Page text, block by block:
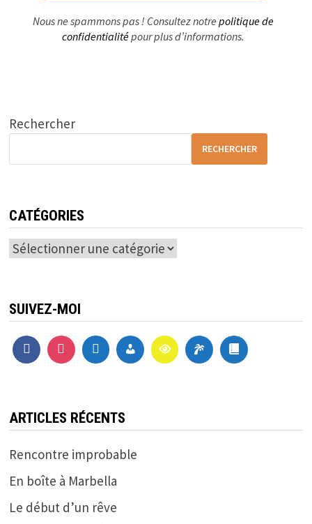
Nous ne spammons pas ! Consultez notre politique de
confidentialitépour plus d’informations.
Rechercher
RECHERCHER
CATÉGORIES
Catégories
SUIVEZ-MOI
ARTICLES RÉCENTS
Rencontre improbable
En boîte à Marbella
Le début d’un rêve